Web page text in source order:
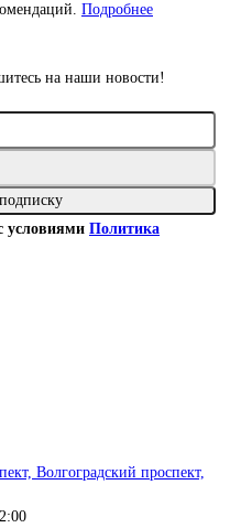
Подробнее
на наши новости!
условиями Политика
Волгоградский проспект,